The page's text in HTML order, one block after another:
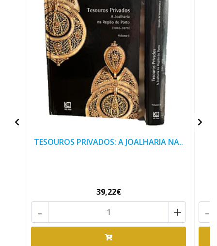
TESOUROS PRIVADOS: A JOALHARIA NA..
39,22€
+
- -